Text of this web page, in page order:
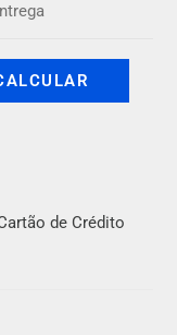
de Crédito